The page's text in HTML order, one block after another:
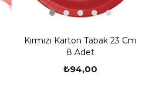
Kırmızı Karton Tabak 23 Cm
8 Adet
₺94,00